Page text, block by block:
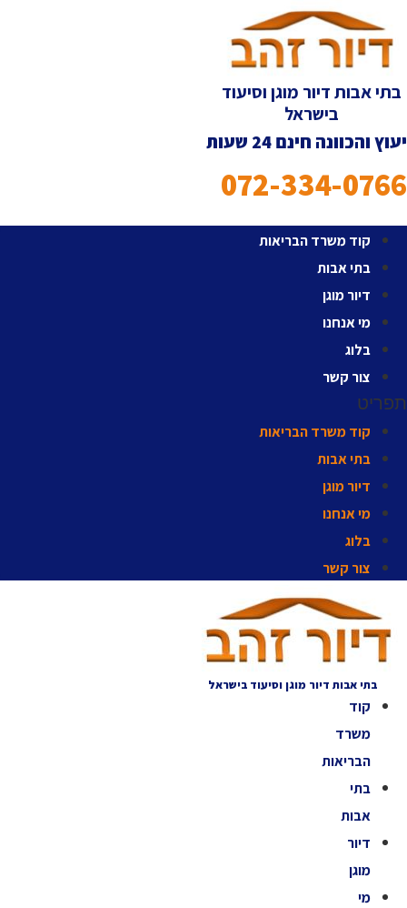
לתוכן
בתי אבות דיור מוגן וסיעוד
בישראל
יעוץ והכוונה חינם 24 שעות
072-334-0766
קוד משרד הבריאות
בתי אבות
דיור מוגן
מי אנחנו
בלוג
צור קשר
תפריט
קוד משרד הבריאות
בתי אבות
דיור מוגן
מי אנחנו
בלוג
צור קשר
בתי אבות דיור מוגן וסיעוד בישראל
קוד
משרד
הבריאות
בתי
אבות
דיור
מוגן
מי